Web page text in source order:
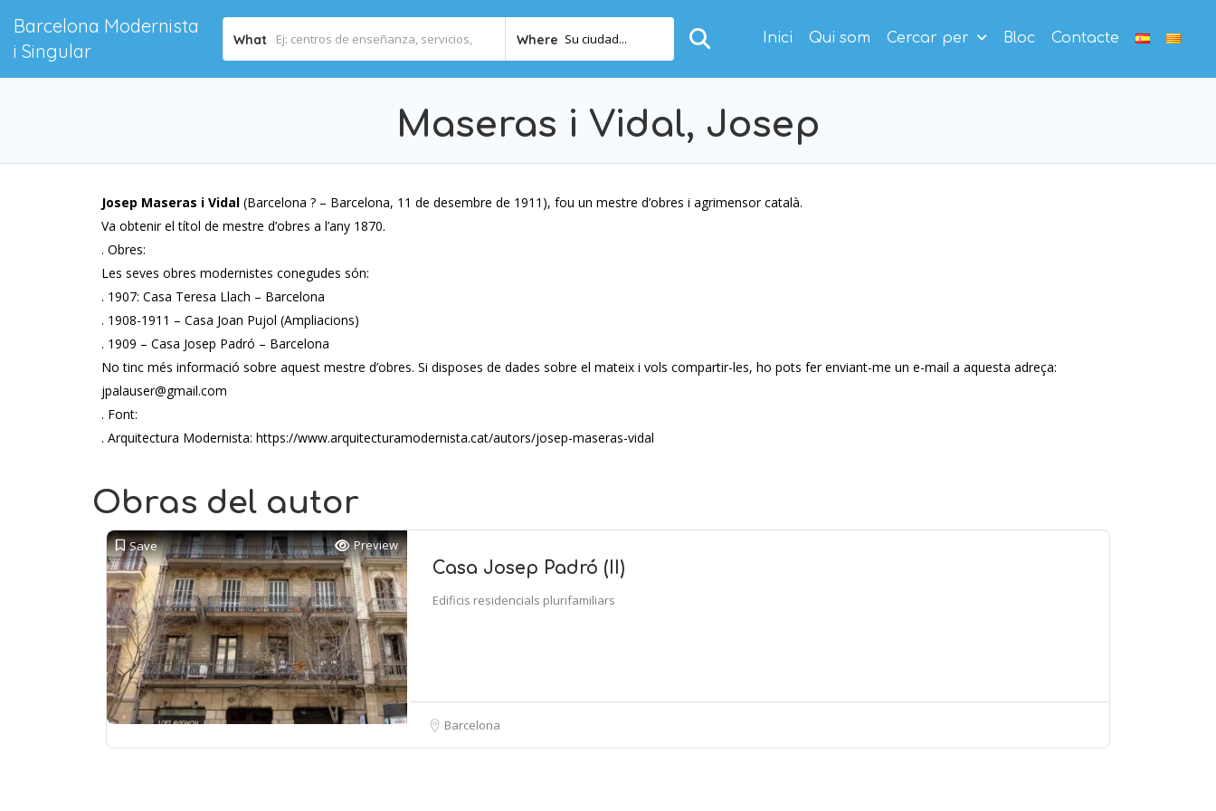
Barcelona Modernista
i Singular
What Where Su ciudad... Inici Qui som Cercar per Bloc Contacte
Maseras i Vidal, Josep
Josep Maseras i Vidal (Barcelona ? – Barcelona, ​​11 de desembre de 1911), fou un mestre d’obres i agrimensor català.
Va obtenir el títol de mestre d’obres a l’any 1870.
. Obres:
Les seves obres modernistes conegudes són:
. 1907: Casa Teresa Llach – Barcelona
. 1908-1911 – Casa Joan Pujol (Ampliacions)
. 1909 – Casa Josep Padró – Barcelona
No tinc més informació sobre aquest mestre d’obres. Si disposes de dades sobre el mateix i vols compartir-les, ho pots fer enviant-me un e-mail a aquesta adreça:
jpalauser@gmail.com
. Font:
. Arquitectura Modernista: https://www.arquitecturamodernista.cat/autors/josep-maseras-vidal
Obras del autor
Save Preview
Casa Josep Padró (II)
Edificis residencials plurifamiliars
Barcelona